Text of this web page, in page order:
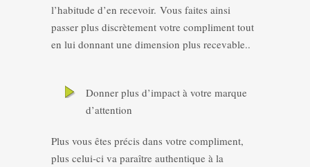
l’habitude d’en recevoir. Vous faites ainsi
passer plus discrètement votre compliment tout
en lui donnant une dimension plus recevable..
Donner plus d’impact à votre marque
d’attention
Plus vous êtes précis dans votre compliment,
plus celui-ci va paraître authentique à la